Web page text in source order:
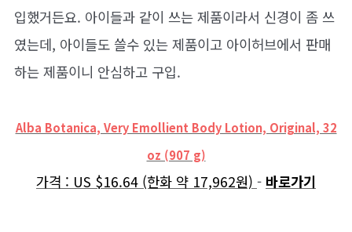
입했거든요. 아이들과 같이 쓰는 제품이라서 신경이 좀 쓰
였는데, 아이들도 쓸수 있는 제품이고 아이허브에서 판매
하는 제품이니 안심하고 구입.
Alba Botanica, Very Emollient Body Lotion, Original, 32
oz (907 g)
가격 : US $16.64 (한화 약 17,962원) - 바로가기